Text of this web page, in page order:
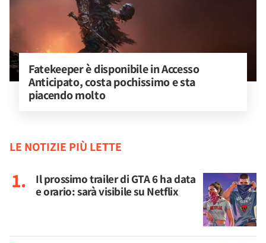
Fatekeeper è disponibile in Accesso
Anticipato, costa pochissimo e sta
piacendo molto
LE NOTIZIE PIÙ LETTE
Il prossimo trailer di GTA 6 ha data
e orario: sarà visibile su Netflix